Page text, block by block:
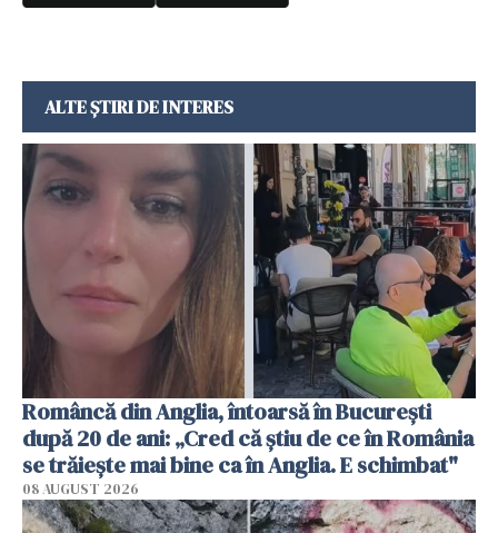
ALTE ȘTIRI DE INTERES
Româncă din Anglia, întoarsă în București
după 20 de ani: „Cred că știu de ce în România
se trăiește mai bine ca în Anglia. E schimbat"
08 AUGUST 2026